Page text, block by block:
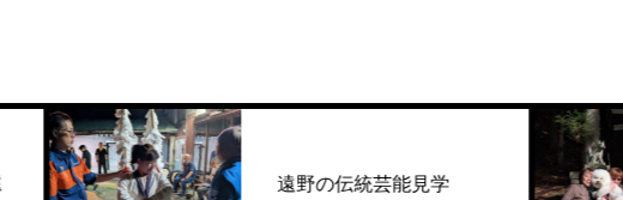
遠野の伝統芸能見学